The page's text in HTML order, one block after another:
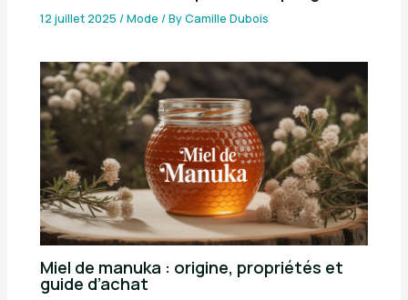
12 juillet 2025/Mode / ByCamille Dubois
Miel de manuka : origine, propriétés et
guide d’achat